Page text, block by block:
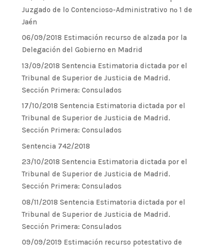
Juzgado de lo Contencioso-Administrativo nº 1 de
Jaén
06/09/2018 Estimación recurso de alzada por la
Delegación del Gobierno en Madrid
13/09/2018 Sentencia Estimatoria dictada por el
Tribunal de Superior de Justicia de Madrid.
Sección Primera: Consulados
17/10/2018 Sentencia Estimatoria dictada por el
Tribunal de Superior de Justicia de Madrid.
Sección Primera: Consulados
Sentencia 742/2018
23/10/2018 Sentencia Estimatoria dictada por el
Tribunal de Superior de Justicia de Madrid.
Sección Primera: Consulados
08/11/2018 Sentencia Estimatoria dictada por el
Tribunal de Superior de Justicia de Madrid.
Sección Primera: Consulados
09/09/2019 Estimación recurso potestativo de